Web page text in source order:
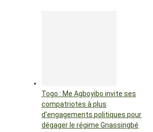
Togo : Me Agboyibo invite ses
compatriotes à plus
d’engagements politiques pour
dégager le régime Gnassingbé